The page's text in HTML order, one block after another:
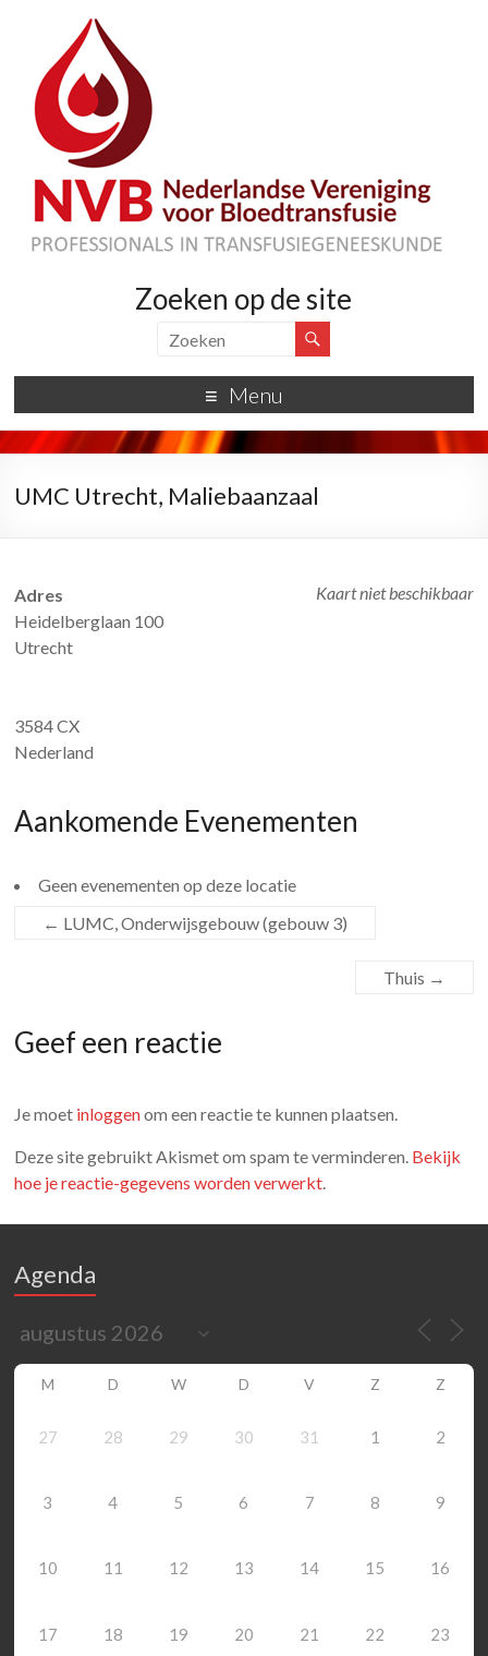
Zoeken op de site
Menu
UMC Utrecht, Maliebaanzaal
Kaart niet beschikbaar
Adres
Heidelberglaan 100
Utrecht
3584 CX
Nederland
Aankomende Evenementen
Geen evenementen op deze locatie
← LUMC, Onderwijsgebouw (gebouw 3)
Thuis →
Geef een reactie
Je moet inloggenom een reactie te kunnen plaatsen.
Deze site gebruikt Akismet om spam te verminderen. Bekijk
hoe je reactie-gegevens worden verwerkt.
Agenda
M D W D V Z Z
27 28 29 30 31 1 2
3 4 5 6 7 8 9
10 11 12 13 14 15 16
17 18 19 20 21 22 23